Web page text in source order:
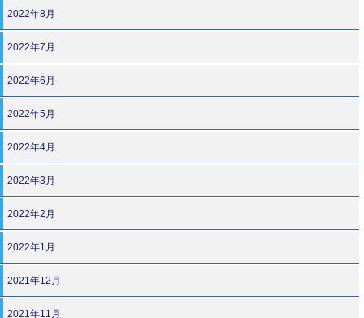
2022年8月
2022年7月
2022年6月
2022年5月
2022年4月
2022年3月
2022年2月
2022年1月
2021年12月
2021年11月